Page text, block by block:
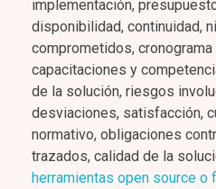
implementación,
disponibilidad, continuidad,
comprometidos,
capacitaciones y
de la solución, riesgos
desviaciones, satisfacción,
normativo, obligaciones
trazados, calidad de la
herramientas open source o